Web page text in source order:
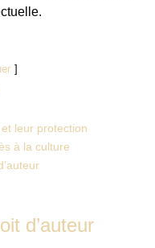
leur protection
à la culture
d’auteur